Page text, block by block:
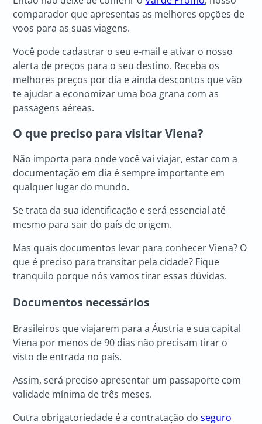
comparador que apresentas as melhores opções de
voos para as suas viagens.
Você pode cadastrar o seu e-mail e ativar o nosso
alerta de preços para o seu destino. Receba os
melhores preços por dia e ainda descontos que vão
te ajudar a economizar uma boa grana com as
passagens aéreas.
O que preciso para visitar Viena?
Não importa para onde você vai viajar, estar com a
documentação em dia é sempre importante em
qualquer lugar do mundo.
Se trata da sua identificação e será essencial até
mesmo para sair do país de origem.
Mas quais documentos levar para conhecer Viena? O
que é preciso para transitar pela cidade? Fique
tranquilo porque nós vamos tirar essas dúvidas.
Documentos necessários
Brasileiros que viajarem para a Áustria e sua capital
Viena por menos de 90 dias não precisam tirar o
visto de entrada no país.
Assim, será preciso apresentar um passaporte com
validade mínima de três meses.
Outra obrigatoriedade é a contratação doseguro